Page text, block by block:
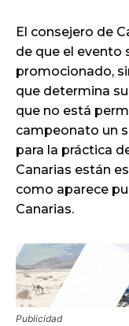
El consejero de
de que el evento
promocionado,
que determina
que no está
campeonato un
para la práctica
Canarias están
como aparece
Canarias.
Publicidad